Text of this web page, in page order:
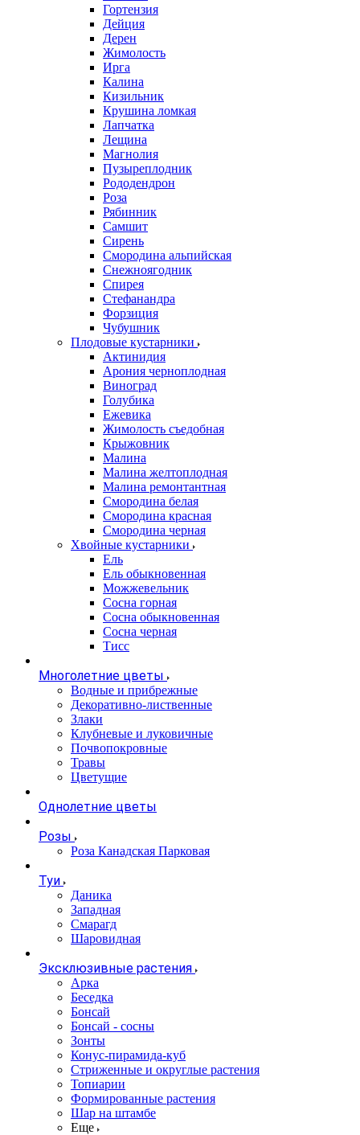
Гортензия
Дейция
Дерен
Жимолость
Ирга
Калина
Кизильник
Крушина ломкая
Лапчатка
Лещина
Магнолия
Пузыреплодник
Рододендрон
Роза
Рябинник
Самшит
Сирень
Смородина альпийская
Снежноягодник
Спирея
Стефанандра
Форзиция
Чубушник
Плодовые кустарники
Актинидия
Арония черноплодная
Виноград
Голубика
Ежевика
Жимолость съедобная
Крыжовник
Малина
Малина желтоплодная
Малина ремонтантная
Смородина белая
Смородина красная
Смородина черная
Хвойные кустарники
Ель
Ель обыкновенная
Можжевельник
Сосна горная
Сосна обыкновенная
Сосна черная
Тисс
Многолетние цветы
Водные и прибрежные
Декоративно-лиственные
Злаки
Клубневые и луковичные
Почвопокровные
Травы
Цветущие
Однолетние цветы
Розы
Роза Канадская Парковая
Туи
Даника
Западная
Смарагд
Шаровидная
Эксклюзивные растения
Арка
Беседка
Бонсай
Бонсай - сосны
Зонты
Конус-пирамида-куб
Стриженные и округлые растения
Топиарии
Формированные растения
Шар на штамбе
Еще